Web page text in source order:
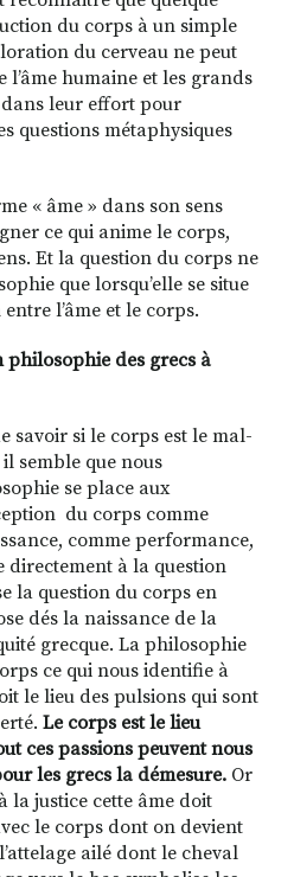
du corps à un simple
du cerveau ne peut
l’âme humaine et les grands
leur effort pour
questions métaphysiques
« âme » dans son sens
ce qui anime le corps,
Et la question du corps ne
que lorsqu’elle se situe
l’âme et le corps.
philosophie des grecs à
savoir si le corps est le mal-
semble que nous
se place aux
du corps comme
comme performance,
à la question
la question du corps en
dés la naissance de la
grecque. La philosophie
ce qui nous identifie à
le lieu des pulsions qui sont
Le corps est le lieu
ces passions peuvent nous
les grecs la démesure. Or
la justice cette âme doit
le corps dont on devient
ailé dont le cheval